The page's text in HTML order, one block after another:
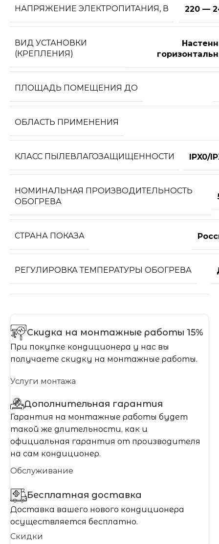
НАПРЯЖЕНИЕ ЭЛЕКТРОПИТАНИЯ, В 220 —
ВИД УСТАНОВКИ
(КРЕПЛЕНИЯ)
ПЛОЩАДЬ ПОМЕЩЕНИЯ ДО
ОБЛАСТЬ ПРИМЕНЕНИЯ
КЛАСС ПЫЛЕВЛАГОЗАЩИЩЕННОСТИ IPX0/
НОМИНАЛЬНАЯ ПРОИЗВОДИТЕЛЬНОСТЬ
ОБОГРЕВА
СТРАНА ПОКАЗА
РЕГУЛИРОВКА ТЕМПЕРАТУРЫ ОБОГРЕВА
Скидка на монтажные работы 15%
При покупке кондиционера у нас вы
получаете скидку на монтажные работы.
Услуги монтажа
Дополнительная гарантия
Гарантия на монтажные работы будет
такой же длительности, как и
официальная гарантия от производителя
на сам кондиционер.
Обслуживание
Бесплатная доставка
Доставка вашего нового кондиционера
осуществляется бесплатно.
Скидки